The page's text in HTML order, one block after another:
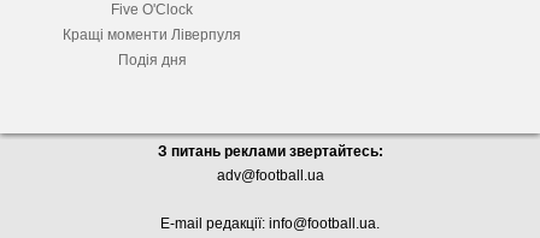
Five O'Clock
Кращі моменти Ліверпуля
Подія дня
З питань реклами звертайтесь:
adv@football.ua
E-mail редакції: info@football.ua.